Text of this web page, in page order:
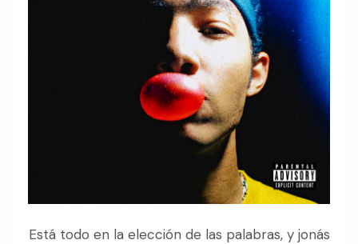
Está todo en la elección de las palabras, y jonás